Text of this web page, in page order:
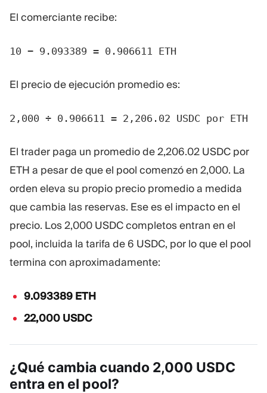
El comerciante recibe:
10 − 9.093389 = 0.906611 ETH
El precio de ejecución promedio es:
2,000 ÷ 0.906611 = 2,206.02 USDC por ETH
El trader paga un promedio de 2,206.02 USDC por
ETH a pesar de que el pool comenzó en 2,000. La
orden eleva su propio precio promedio a medida
que cambia las reservas. Ese es el impacto en el
precio. Los 2,000 USDC completos entran en el
pool, incluida la tarifa de 6 USDC, por lo que el pool
termina con aproximadamente:
9.093389 ETH
22,000 USDC
¿Qué cambia cuando 2,000 USDC
entra en el pool?